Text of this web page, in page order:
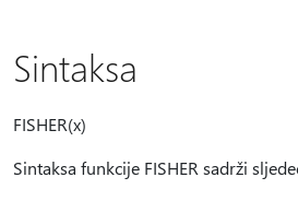
Sintaksa
FISHER(x)
Sintaksa funkcije FISHER sadrži